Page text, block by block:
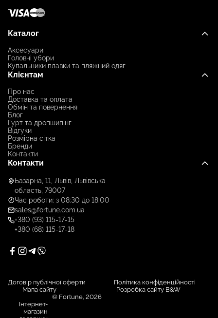
Каталог
Аксесуари
Головні убори
Купальники плавки та пляжний одяг
Клієнтам
Про нас
Доставка та оплата
Обмін та повернення
Блог
Гурт та дропшипінг
Відгуки
Розмірна сітка
Бренди
Контакти
Контакти
Базарна, 11, Львів, Львівська
область, 79007
Час роботи: з 08:30 до 18:00
sales@fortune.com.ua
+380 (93) 115-17-15
+380 (68) 115-17-18
Договір публічної оферти
Політика конфіденційності
Мапа сайту
Розробка сайту B&W
© Fortune, 2026
Інтернет-
магазин